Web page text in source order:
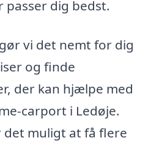
passer dig bedst.
vi det nemt for dig
og finde
der kan hjælpe med
carport i Ledøje.
muligt at få flere